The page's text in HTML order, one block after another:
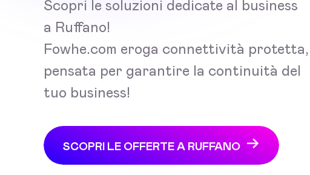
Scopri le soluzioni dedicate al business
a Ruffano!
Fowhe.com eroga connettività protetta,
pensata per garantire la continuità del
tuo business!
SCOPRI LE OFFERTE A RUFFANO